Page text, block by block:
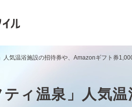
人気温浴施設の招待券や、Amazonギフト券
ティ温泉」人気